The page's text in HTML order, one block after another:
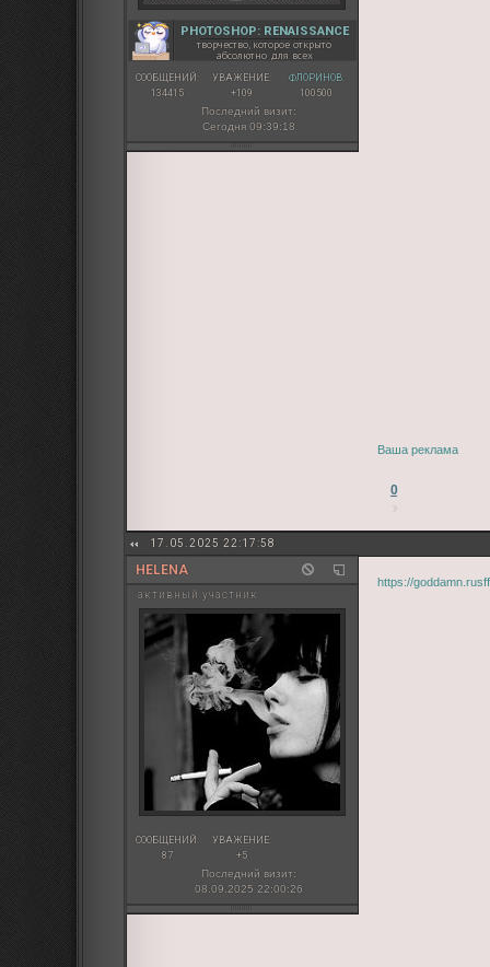
PHOTOSHOP: RENAISSANCE
творчество, которое открыто
абсолютно для всех
СООБЩЕНИЙ:
134415
УВАЖЕНИЕ:
+109
ФЛОРИНОВ:
100500
Последний визит:
Сегодня 09:39:18
Ваша реклама
0
17.05.2025 22:17:58
HELENA
активный участник
СООБЩЕНИЙ:
87
УВАЖЕНИЕ:
+5
Последний визит:
08.09.2025 22:00:26
https://